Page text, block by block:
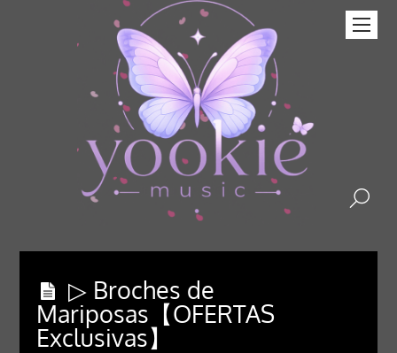
▷ Broches de
Mariposas【OFERTAS
Exclusivas】